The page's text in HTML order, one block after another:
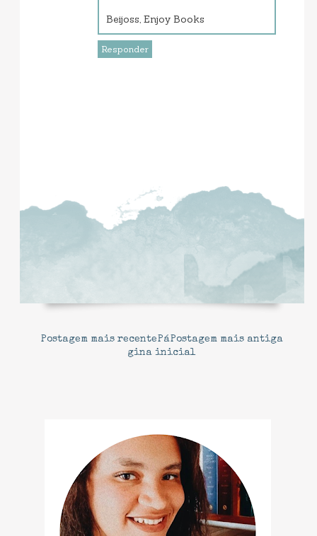
Beijoss, Enjoy Books
Responder
Postagem mais recente Postagem mais antiga
Pá
gina inicial